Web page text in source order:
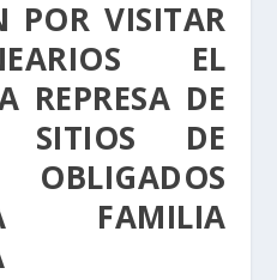
POR VISITAR
EL
REPRESA DE
SITIOS DE
OBLIGADOS
FAMILIA